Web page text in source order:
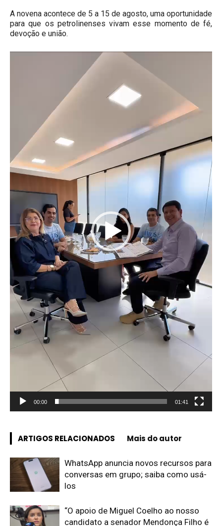
A novena acontece de 5 a 15 de agosto, uma oportunidade
para que os petrolinenses vivam esse momento de fé,
devoção e união.
00:00 01:41
ARTIGOS RELACIONADOS Mais do autor
WhatsApp anuncia novos recursos para
conversas em grupo; saiba como usá-
los
“O apoio de Miguel Coelho ao nosso
candidato a senador Mendonça Filho é